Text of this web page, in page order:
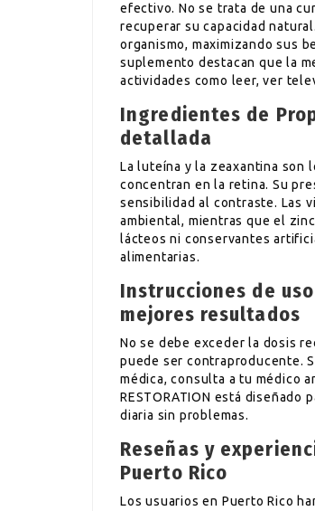
efectivo. No se trata de una
recuperar su capacidad
organismo, maximizando sus
suplemento destacan que la
actividades como leer, ver
Ingredientes de
detallada
La luteína y la zeaxantina son
concentran en la retina. Su
sensibilidad al contraste. Las
ambiental, mientras que el
lácteos ni conservantes
alimentarias.
Instrucciones de uso
mejores resultados
No se debe exceder la dosis
puede ser contraproducente.
médica, consulta a tu médico
RESTORATION está
diaria sin problemas.
Reseñas y
Puerto Rico
Los usuarios en Puerto Rico